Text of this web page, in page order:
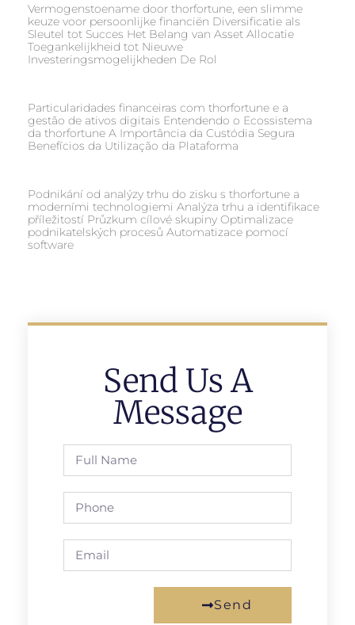
Vermogenstoename door thorfortune, een slimme
keuze voor persoonlijke financiën Diversificatie als
Sleutel tot Succes Het Belang van Asset Allocatie
Toegankelijkheid tot Nieuwe
Investeringsmogelijkheden De Rol
Particularidades financeiras com thorfortune e a
gestão de ativos digitais Entendendo o Ecossistema
da thorfortune A Importância da Custódia Segura
Benefícios da Utilização da Plataforma
Podnikání od analýzy trhu do zisku s thorfortune a
moderními technologiemi Analýza trhu a identifikace
příležitostí Průzkum cílové skupiny Optimalizace
podnikatelských procesů Automatizace pomocí
software
Send Us A
Message
Send